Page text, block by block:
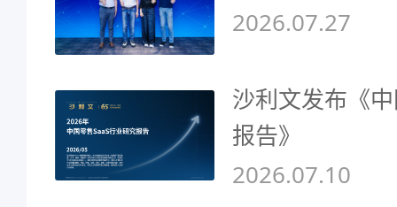
2026.07.27
沙利文发布《
报告》
2026.07.10